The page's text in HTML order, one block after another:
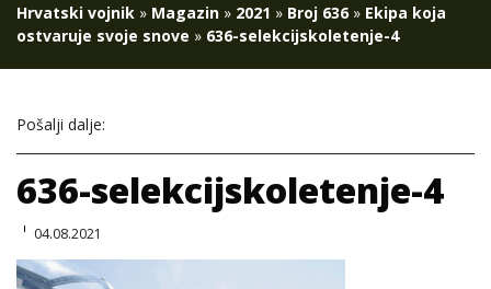
Hrvatski vojnik » Magazin » 2021 » Broj 636 » Ekipa koja
ostvaruje svoje snove » 636-selekcijskoletenje-4
Pošalji dalje:
636-selekcijskoletenje-4
04.08.2021